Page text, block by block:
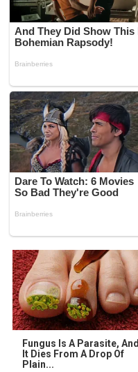
Fungus Is A Parasite, And
It Dies From A Drop Of
Plain...